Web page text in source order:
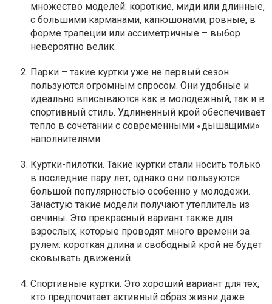
множество моделей: короткие, миди или длинные,
с большими карманами, капюшонами, ровные, в
форме трапеции или ассиметричные – выбор
невероятно велик.
Парки – такие куртки уже не первый сезон
пользуются огромным спросом. Они удобные и
идеально вписываются как в молодежный, так и в
спортивный стиль. Удлиненный крой обеспечивает
тепло в сочетании с современными «дышащими»
наполнителями.
Куртки-пилотки. Такие куртки стали носить только
в последние пару лет, однако они пользуются
большой популярностью особенно у молодежи.
Зачастую такие модели получают утеплитель из
овчины. Это прекрасный вариант также для
взрослых, которые проводят много времени за
рулем: короткая длина и свободный крой не будет
сковывать движений.
Спортивные куртки. Это хороший вариант для тех,
кто предпочитает активный образ жизни даже